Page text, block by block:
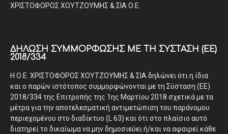
ΧΡΙΣΤΟΦΟΡΟΣ ΧΟΥΤΖΟΥΜΗΣ & ΣΙΑ Ο.Ε.
ΔΉΛΩΣΗ ΣΥΜΜΌΡΦΩΣΗΣ ΜΕ ΤΗ ΣΎΣΤΑΣΗ (ΕΕ)
2018/334
Η Ο.Ε. ΧΡΙΣΤΟΦΟΡΟΣ ΧΟΥΤΖΟΥΜΗΣ & ΣΙΑ δηλώνει ότι η ίδια
και ο παρών ιστότοπος συμμορφώνονται με τη Σύσταση (ΕΕ)
2018/334 της Επιτροπής της 1ης Μαρτίου 2018 σχετικά με τα
μέτρα για την αποτελεσματική αντιμετώπιση του παράνομου
περιεχομένου στο διαδίκτυο (L 63) και ότι στο πλαίσιο αυτό
διατηρεί το δικαίωμα να μην δημοσιεύει ή/και να αφαιρεί κάθε